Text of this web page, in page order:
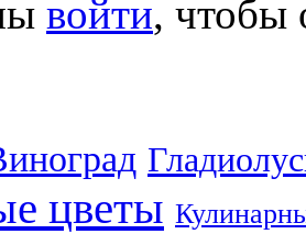
войти, чтобы
цветы